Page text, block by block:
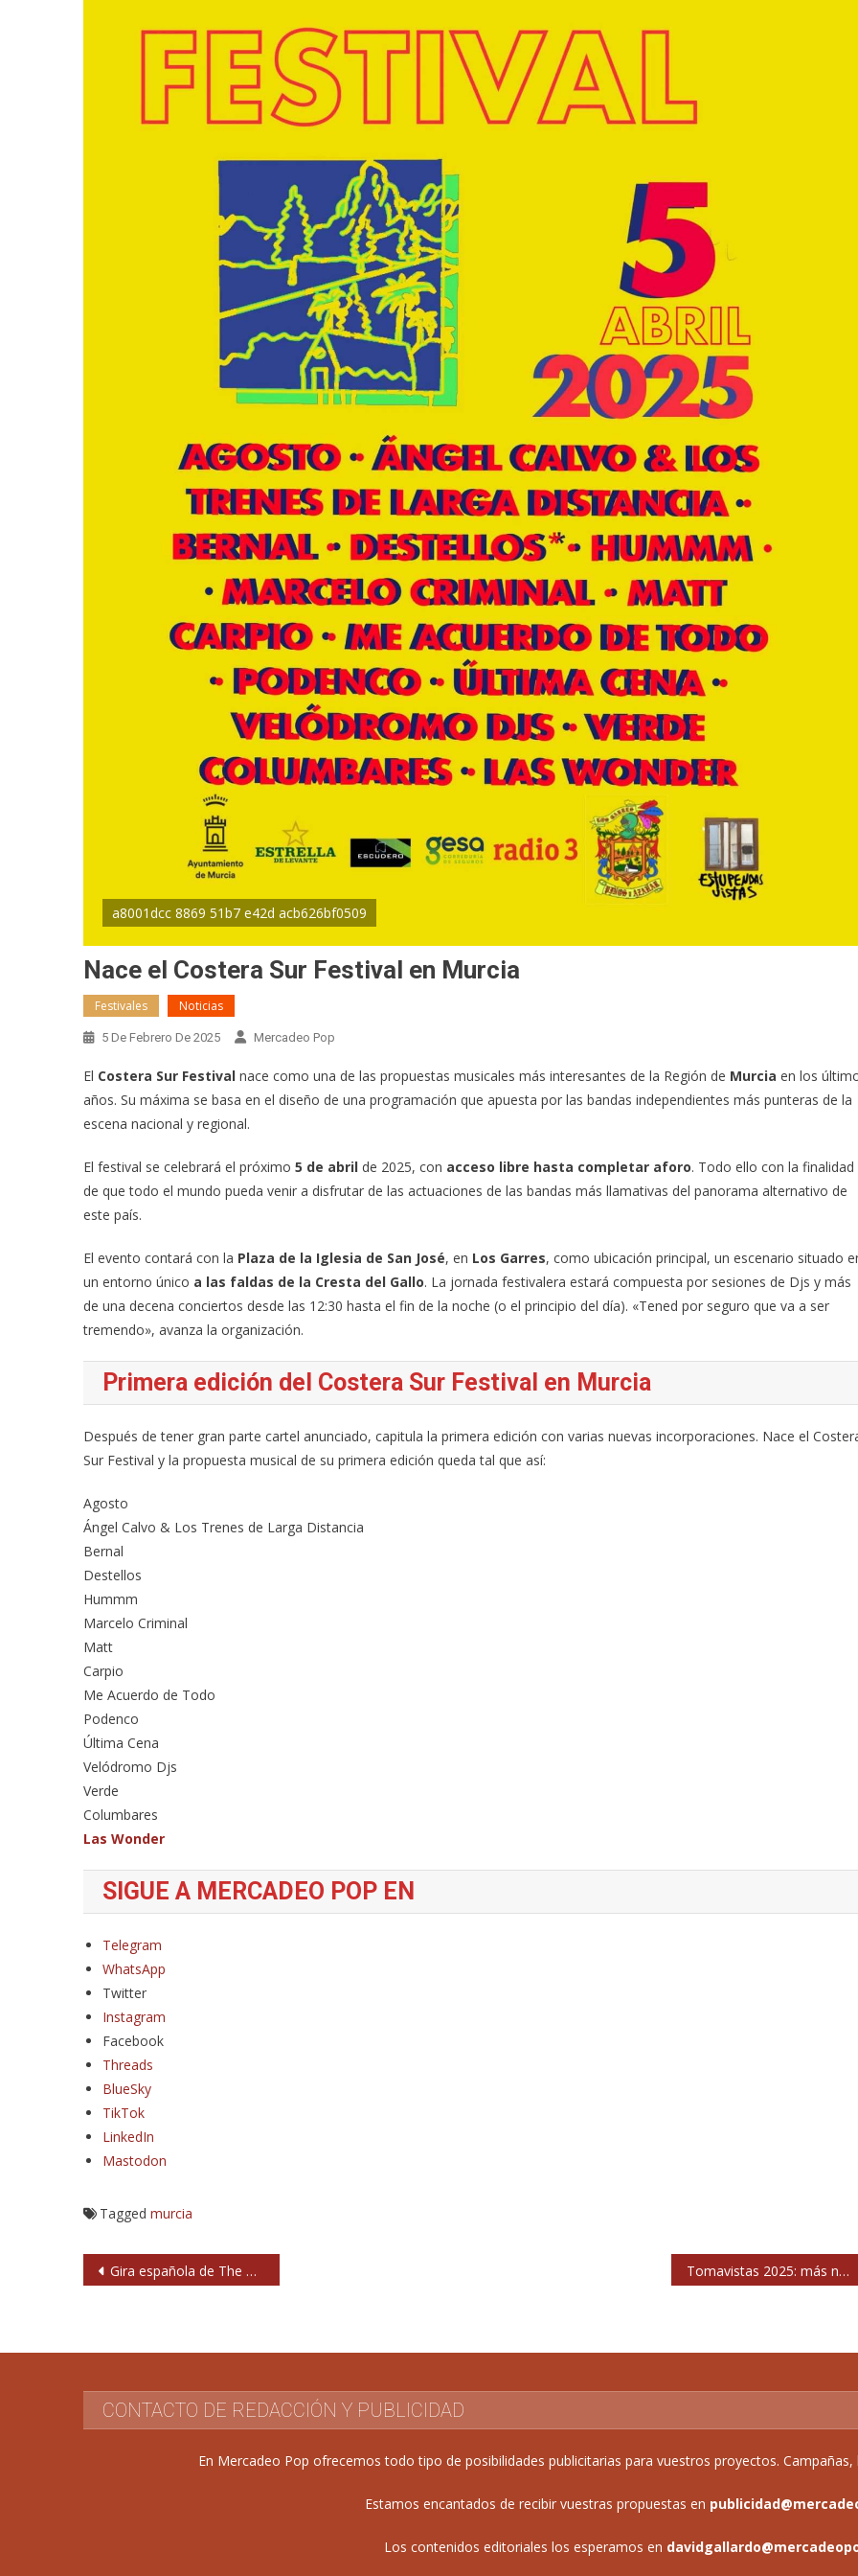
a8001dcc 8869 51b7 e42d acb626bf0509
Nace el Costera Sur Festival en Murcia
Festivales Noticias
5 De Febrero De 2025 Mercadeo Pop
El Costera Sur Festival nace como una de las propuestas musicales más interesantes de la Región de Murcia en los
años. Su máxima se basa en el diseño de una programación que apuesta por las bandas independientes más punteras de la
escena nacional y regional.
El festival se celebrará el próximo 5 de abril de 2025, con acceso libre hasta completar aforo. Todo ello con la finalidad
de que todo el mundo pueda venir a disfrutar de las actuaciones de las bandas más llamativas del panorama alternativo de
este país.
El evento contará con la Plaza de la Iglesia de San José, en Los Garres, como ubicación principal, un escenario situado
un entorno único a las faldas de la Cresta del Gallo. La jornada festivalera estará compuesta por sesiones de Djs y más
de una decena conciertos desde las 12:30 hasta el fin de la noche (o el principio del día). «Tened por seguro que va a ser
tremendo», avanza la organización.
Primera edición del Costera Sur Festival en Murcia
Después de tener gran parte cartel anunciado, capitula la primera edición con varias nuevas incorporaciones. Nace el
Sur Festival y la propuesta musical de su primera edición queda tal que así:
Agosto
Ángel Calvo & Los Trenes de Larga Distancia
Bernal
Destellos
Hummm
Marcelo Criminal
Matt
Carpio
Me Acuerdo de Todo
Podenco
Última Cena
Velódromo Djs
Verde
Columbares
Las Wonder
SIGUE A MERCADEO POP EN
Telegram
WhatsApp
Twitter
Instagram
Facebook
Threads
BlueSky
TikTok
LinkedIn
Mastodon
Tagged murcia
Navegación
Gira española de The Darkness en octubre Tomavistas 2025: más nombres y cartel por días
CONTACTO DE REDACCIÓN Y PUBLICIDAD
En Mercadeo Pop ofrecemos todo tipo de posibilidades publicitarias para vuestros proyectos. Campañas,
Estamos encantados de recibir vuestras propuestas en
Los contenidos editoriales los esperamos en